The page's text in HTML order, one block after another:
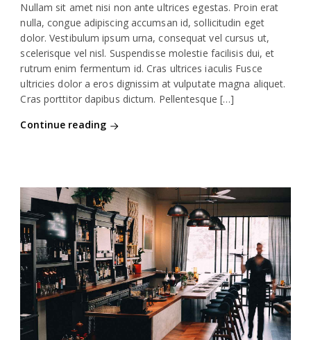
Nullam sit amet nisi non ante ultrices egestas. Proin erat
nulla, congue adipiscing accumsan id, sollicitudin eget
dolor. Vestibulum ipsum urna, consequat vel cursus ut,
scelerisque vel nisl. Suspendisse molestie facilisis dui, et
rutrum enim fermentum id. Cras ultrices iaculis Fusce
ultricies dolor a eros dignissim at vulputate magna aliquet.
Cras porttitor dapibus dictum. Pellentesque […]
Continue reading